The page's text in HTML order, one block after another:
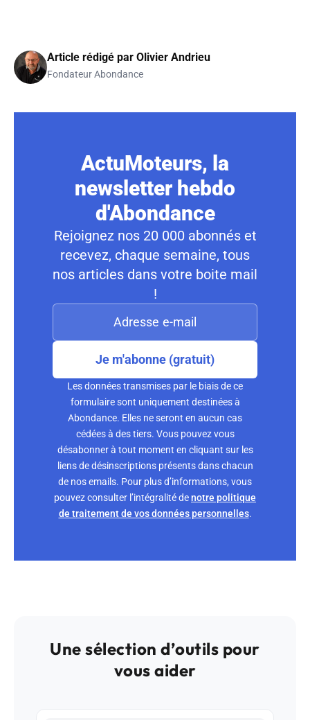
Article rédigé par Olivier Andrieu
Fondateur Abondance
ActuMoteurs, la
newsletter hebdo
d'Abondance
Rejoignez nos 20 000 abonnés et
recevez, chaque semaine, tous
nos articles dans votre boite mail
!
Je m'abonne (gratuit)
Les données transmises par le biais de ce
formulaire sont uniquement destinées à
Abondance. Elles ne seront en aucun cas
cédées à des tiers. Vous pouvez vous
désabonner à tout moment en cliquant sur les
liens de désinscriptions présents dans chacun
de nos emails. Pour plus d’informations, vous
pouvez consulter l’intégralité denotre politique
de traitement de vos données personnelles.
Une sélection d’outils pour
vous aider